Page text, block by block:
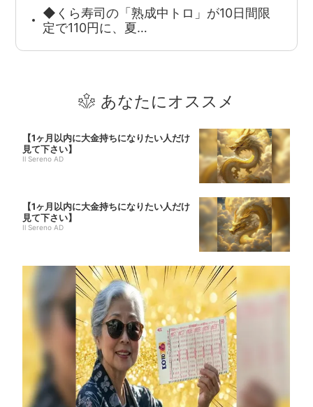
◆くら寿司の「熟成中トロ」が10日間限
定で110円に、夏…
あなたにオススメ
【1ヶ月以内に大金持ちになりたい人だけ
見て下さい】
Il Sereno AD
【1ヶ月以内に大金持ちになりたい人だけ
見て下さい】
Il Sereno AD